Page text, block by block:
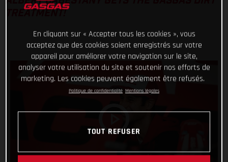
En cliquant sur « Accepter tous les cookies », vous
acceptez que des cookies soient enregistrés sur votre
appareil pour améliorer votre navigation sur le site,
analyser votre utilisation du site et soutenir nos efforts de
marketing. Les cookies peuvent également être refusés.
Politique de confidentialité Mentions légales
TOUT REFUSER